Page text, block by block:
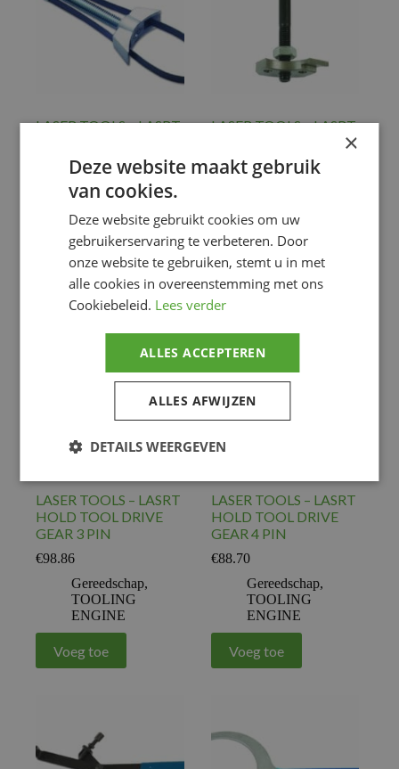
LASER TOOLS – LASRT
18.15
Gereedschap,
ENGINE
Voeg toe
LASER TOOLS – LASRT
FOR DUCATI
TOOLING
ENGINE
Voeg toe
LASER TOOLS – LASRT
HOLD TOOL DRIVE
GEAR 3 PIN
€98.86
Gereedschap,
TOOLING
ENGINE
Voeg toe
LASER TOOLS – LASRT
HOLD TOOL DRIVE
GEAR 4 PIN
€88.70
Gereedschap,
TOOLING
ENGINE
Voeg toe
×
Deze website maakt gebruik
van cookies.
Deze website gebruikt cookies om uw
gebruikerservaring te verbeteren. Door
onze website te gebruiken, stemt u in met
alle cookies in overeenstemming met ons
Cookiebeleid. Lees verder
ALLES ACCEPTEREN
ALLES AFWIJZEN
DETAILS WEERGEVEN